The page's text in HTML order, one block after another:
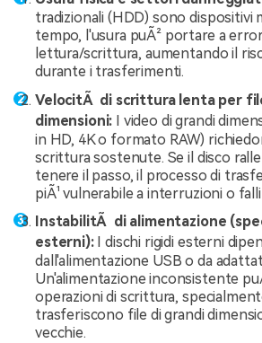
tradizionali (HDD) sono dispositivi
tempo, l'usura puÃ² portare a
lettura/scrittura, aumentando il
durante i trasferimenti.
VelocitÃ di scrittura lenta per
dimensioni: I video di grandi
in HD, 4K o formato RAW)
scrittura sostenute. Se il disco
tenere il passo, il processo di
piÃ¹ vulnerabile a interruzioni o
InstabilitÃ di alimentazione
esterni):I dischi rigidi esterni
dall'alimentazione USB o da
Un'alimentazione inconsistente
operazioni di scrittura,
trasferiscono file di grandi
vecchie.